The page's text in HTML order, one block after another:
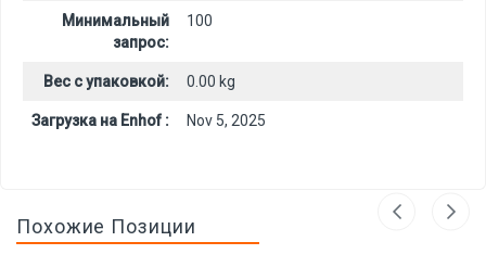
Минимальный
запрос:
100
Вес с упаковкой: 0.00 kg
Загрузка на Enhof : Nov 5, 2025
Похожие Позиции